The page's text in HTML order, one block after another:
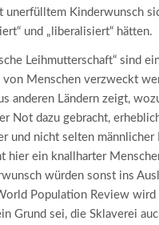
Kinder­wunsch
und „liberalisiert“ hätten.
Leihmutterschaft“ sind
Menschen verzweckt
anderen Ländern zeigt,
Not dazu gebracht,
und nicht selten
ein knallharter
würden sonst ins
Population Review
Grund sei, die Sklaverei